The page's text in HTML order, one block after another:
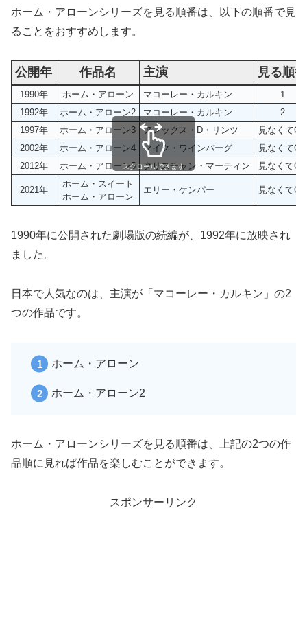
ホーム・アローンシリーズを見る順番は、以下の順番で見
ることをおすすめします。
公開年 作品名 主演 見る順番
1990年 ホーム・アローン マコーレー・カルキン
1
1992年
ホーム・アローン2 マコーレー・カルキン
2
1997年
ホーム・アローン3 アレックス・D・リンツ
見なくてOK
2002年
ホーム・アローン4 マイク・ワインバーグ
見なくてOK
2012年
ホーム・アローン5 クリスチャン・マーティン 見なくてOK
2021年
ホーム・スイート
ホーム・アローン
エリー・ケンパー 見なくてOK
スクロールできます
1990年に公開された劇場版の続編が、1992年に放映され
ました。
日本で人気なのは、主演が「マコーレー・カルキン」の2
つの作品です。
ホーム・アローン
ホーム・アローン2
ホーム・アローンシリーズを見る順番は、上記の2つの作
品順に見れば作品を楽しむことができます。
スポンサーリンク